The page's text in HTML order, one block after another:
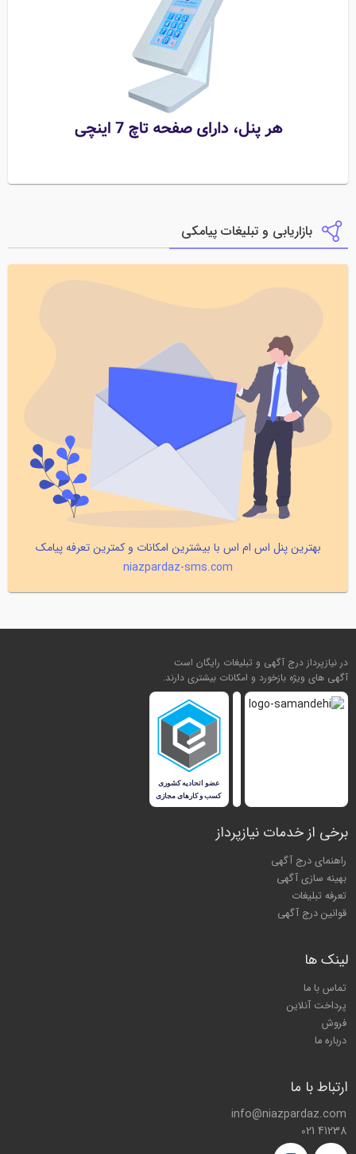
بازاریابی و تبلیغات پیامکی
بهترین پنل اس ام اس با بیشترین امکانات و کمترین تعرفه پیامک
niazpardaz-sms.com
در نیازپرداز درج آگهی و تبلیغات رایگان است
آگهی های ویژه بازخورد و امکانات بیشتری دارند.
برخی از خدمات نیازپرداز
راهنمای درج آگهی
بهینه سازی آگهی
تعرفه تبلیغات
قوانین درج آگهی
لینک ها
تماس با ما
پرداخت آنلاین
فروش
درباره ما
ارتباط با ما
info@niazpardaz.com
021 41238